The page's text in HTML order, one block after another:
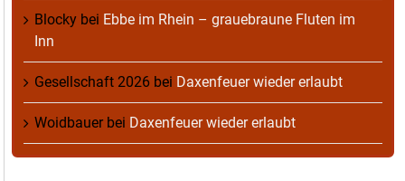
Blocky bei Ebbe im Rhein – grauebraune Fluten im
Inn
Gesellschaft 2026 bei Daxenfeuer wieder erlaubt
Woidbauerbei Daxenfeuer wieder erlaubt